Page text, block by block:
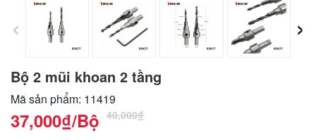
‹ ›
Bộ 2 mũi khoan 2 tầng
Mã sản phẩm: 11419
37,000₫/Bộ 40,000₫